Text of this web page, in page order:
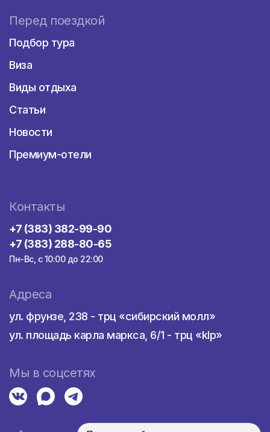
Перед поездкой
Подбор тура
Виза
Виды отдыха
Статьи
Новости
Премиум-отели
Контакты
+7 (383) 382-99-90
+7 (383) 288-80-65
Пн-Вс, с 10:00 до 22:00
Адреса
ул. фрунзе, 238 - трц «сибирский молл»
ул. площадь карла маркса, 6/1 - трц «klp»
Мы в соцсетях